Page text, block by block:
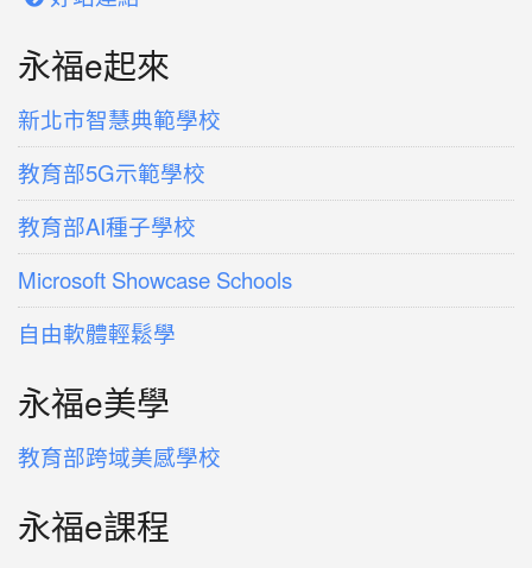
永福e起來
新北市智慧典範學校
教育部5G示範學校
教育部AI種子學校
Microsoft Showcase Schools
自由軟體輕鬆學
永福e美學
教育部跨域美感學校
永福e課程